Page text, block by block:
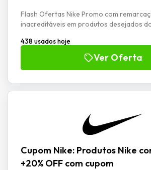
Flash Ofertas Nike Promo com
inacreditáveis em produtos desejados
438 usados hoje
Ver Oferta
Cupom Nike: Produtos Nike
+20% OFF com cupom